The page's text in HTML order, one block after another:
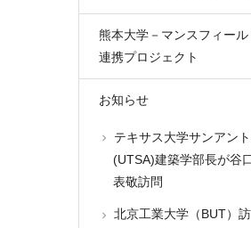
熊本大学－マンスフィール
連携プロジェクト
お知らせ
テキサス大学サンアン
(UTSA)建築学部長が谷
表敬訪問
北京工業大学（BUT）